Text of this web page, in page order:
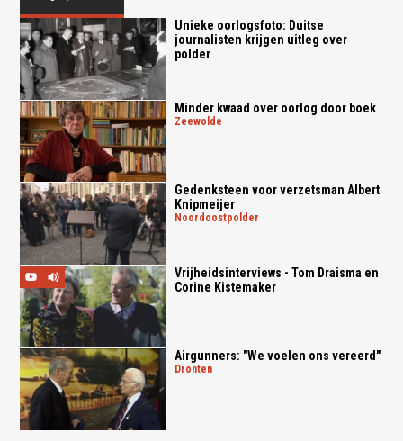
Unieke oorlogsfoto: Duitse
journalisten krijgen uitleg over
polder
Minder kwaad over oorlog door boek
zeewolde
Gedenksteen voor verzetsman Albert
Knipmeijer
noordoostpolder
Vrijheidsinterviews - Tom Draisma en
Corine Kistemaker
Airgunners: "We voelen ons vereerd"
dronten